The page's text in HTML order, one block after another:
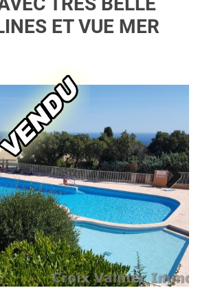
ET VUE MER
Next